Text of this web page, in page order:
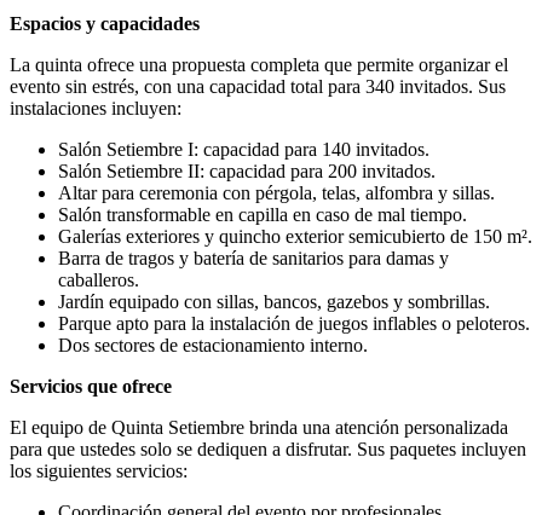
Espacios y capacidades
La quinta ofrece una propuesta completa que permite organizar el
evento sin estrés, con una capacidad total para 340 invitados. Sus
instalaciones incluyen:
Salón Setiembre I: capacidad para 140 invitados.
Salón Setiembre II: capacidad para 200 invitados.
Altar para ceremonia con pérgola, telas, alfombra y sillas.
Salón transformable en capilla en caso de mal tiempo.
Galerías exteriores y quincho exterior semicubierto de 150 m².
Barra de tragos y batería de sanitarios para damas y
caballeros.
Jardín equipado con sillas, bancos, gazebos y sombrillas.
Parque apto para la instalación de juegos inflables o peloteros.
Dos sectores de estacionamiento interno.
Servicios que ofrece
El equipo de Quinta Setiembre brinda una atención personalizada
para que ustedes solo se dediquen a disfrutar. Sus paquetes incluyen
los siguientes servicios: